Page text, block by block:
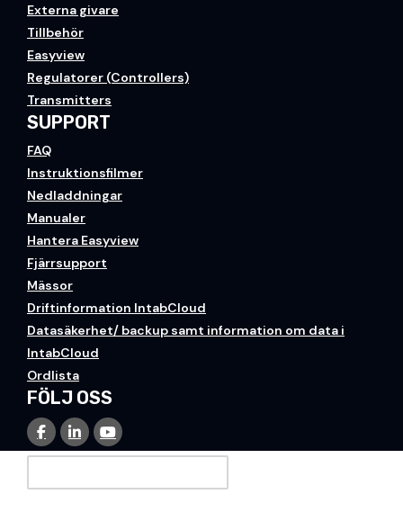
Externa givare
Tillbehör
Easyview
Regulatorer (Controllers)
Transmitters
SUPPORT
FAQ
Instruktionsfilmer
Nedladdningar
Manualer
Hantera Easyview
Fjärrsupport
Mässor
Driftinformation IntabCloud
Datasäkerhet/ backup samt information om data i
IntabCloud
Ordlista
FÖLJ OSS